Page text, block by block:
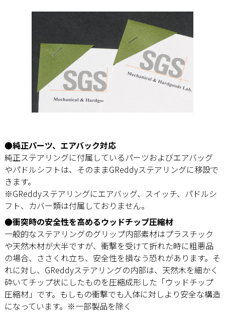
●純正パーツ、エアバック対応
純正ステアリングに付属しているパーツおよびエアバッグ
やパドルシフトは、そのままGReddyステアリングに移設で
きます。
※GReddyステアリングにエアバッグ、スイッチ、パドルシ
フト、カバー類は付属しておりません。
●衝突時の安全性を高めるウッドチップ圧縮材
一般的なステアリングのグリップ内部素材はプラスチック
や天然木材が大半ですが、衝撃を受けて折れた時に粗悪品
の場合、ささくれ立ち、安全性を損なう恐れがあります。そ
れに対し、GReddyステアリングの内部は、天然木を細かく
砕いてチップ状にしたものを圧縮成形した「ウッドチップ
圧縮材」です。もしもの衝撃でも人体に対しより安全な構造
になっています。※一部製品を除く